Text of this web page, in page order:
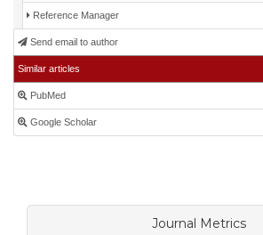
Reference Manager
Send email to author
Similar articles
PubMed
Google Scholar
Journal Metrics